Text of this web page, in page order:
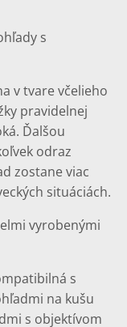
s
v tvare včelieho
pravidelnej
Ďalšou
odraz
zostane viac
situáciách.
vyrobenými
s
na kušu
s objektívom